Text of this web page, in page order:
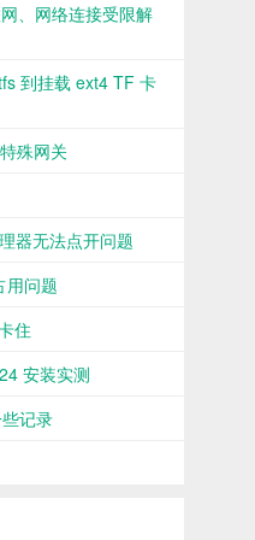
、网络连接受限解
到挂载 ext4 TF 卡
殊网关
器无法点开问题
用问题
住
安装实测
记录